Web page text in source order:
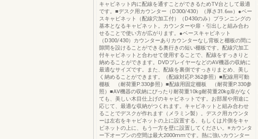
キャビネット内に配線を通すことができるためTV台として最適
です。■デスク用カウンター（D300/430）（厚さ31.6㎜）●ベー
スキャビネット（配線穴加工付）（D430のみ）プランニングの
基本となるキャビネット。カウンターや扉・引出しと組み合わ
せることで使い方が広がります。●ベースキャビネット
（D300/430）カウンターありカウンターなし背板と棚板の間に
隙間を設けることができる奥行きの短い棚板です。配線穴加工
付キャビネットと合わせて使用することで、配線をすっきりと
納めることができます。DVDプレイヤーなどのAV機器の収納に
最適なサイズです。また、配線を裏側ですっきりまとめ、美し
く納めることができます。（配線対応P.362参照）■配線用可動
棚板 （耐荷重P.330参照）■配線用固定棚板 （耐荷重P.330参
照）■AV機器の収納にぴったり耐荷重10kg耐荷重20kg扉がなく
ても、美しい木目仕上げのキャビネットです。お部屋や用途に
応じて、最適な収納がつくれます。キャビネットと組み合わせ
ることでデスクが作れます（メラミン製）。デスク用カウンタ
ーは左右をキャビネットの上に設置する、もしくは片側をキャ
ビネットの上に、もう一方を壁に設置してください。※カウンタ
ー下オープンの空間は最大2000mmです。熱に強いカウンター